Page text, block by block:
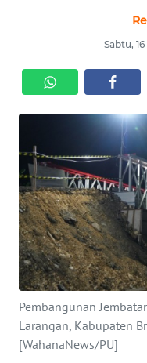
Sabtu,
Pembangunan
Larangan, Kabupaten
[WahanaNews/PU]
EKUIN
KESEHATAN
INTERNASIONAL
SERBA-SERBI
PENDIDIKAN
OLAHRAGA